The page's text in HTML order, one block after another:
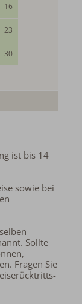
16
23
30
ist bis 14
sowie bei
Sollte
Fragen Sie